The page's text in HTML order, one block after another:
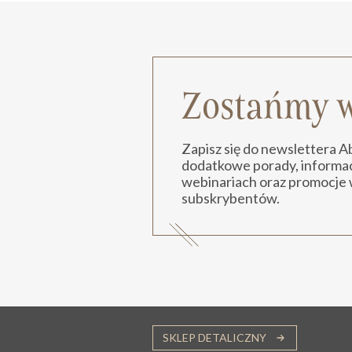
Zostańmy
Zapisz się do newslettera
dodatkowe porady,
webinariach oraz promocje
subskrybentów.
SKLEP DETALICZNY